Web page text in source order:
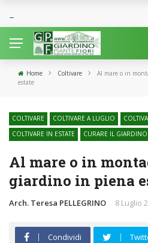
Home › Coltivare ›
Al mare o in
estate
COLTIVARE COLTIVARE A LUGLIO
COLTIVARE IN ESTATE
CURARE IL GIARDINO
Al mare o in
giardino in piena
Arch. Teresa PELLEGRINO 8 Luglio
Condividi